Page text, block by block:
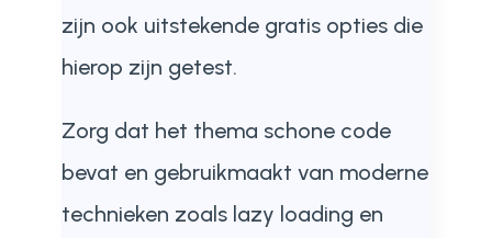
zijn ook uitstekende gratis opties die
hierop zijn getest.
Zorg dat het thema schone code
bevat en gebruikmaakt van moderne
technieken zoals lazy loading en